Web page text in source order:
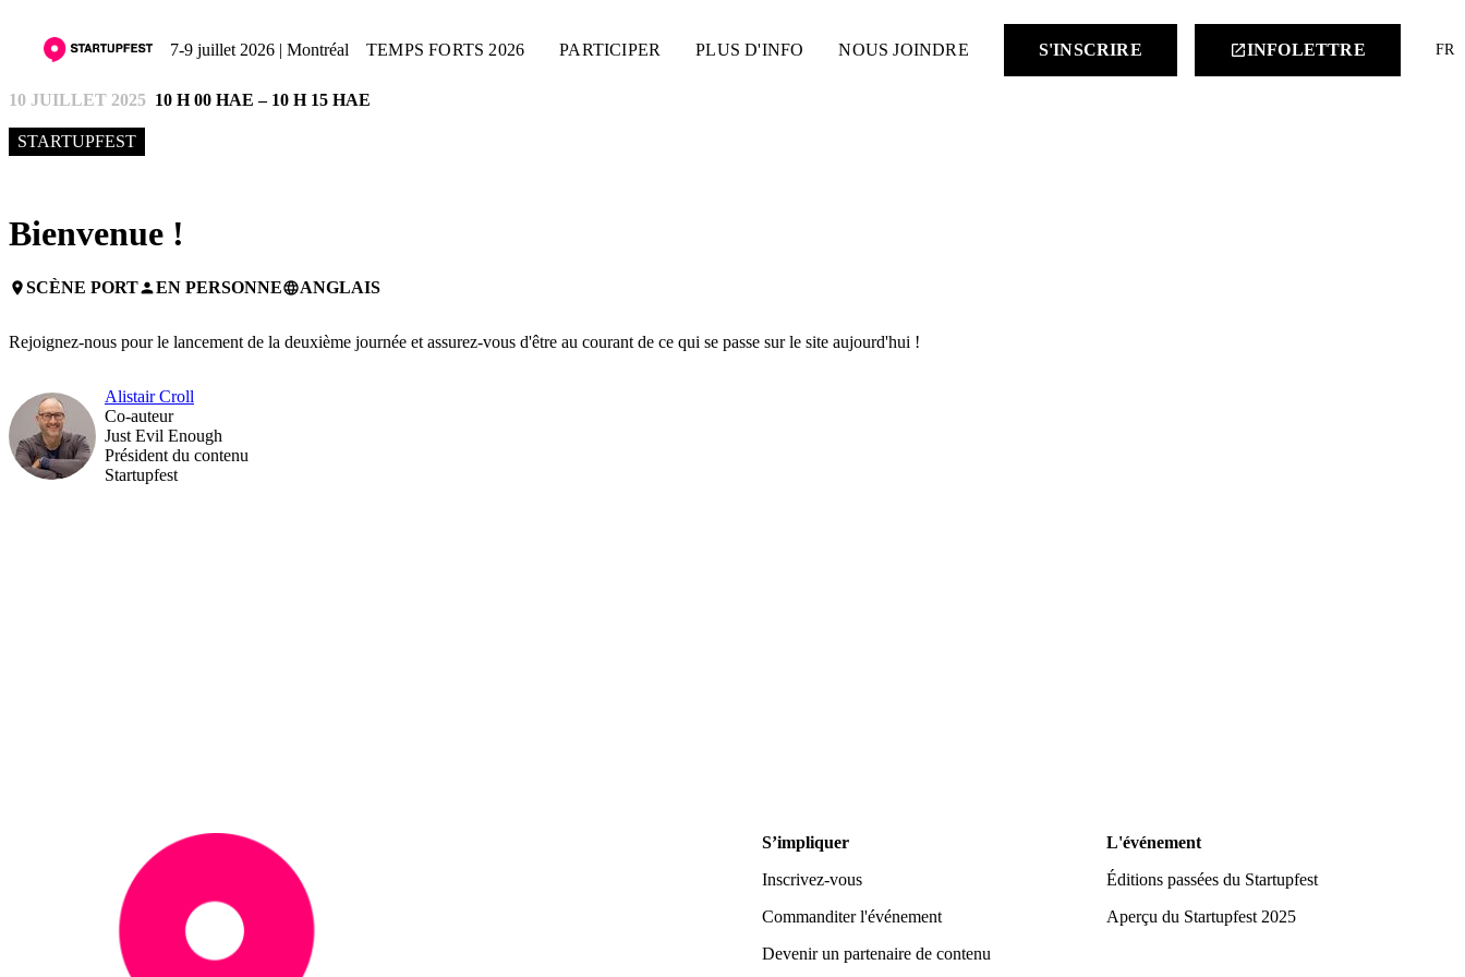
7-9 juillet 2026 | Montréal TEMPS FORTS 2026 PARTICIPER PLUS D'INFO NOUS JOINDRE S'INSCRIRE launchINFOLETTRE FR
10 JUILLET 2025 10 H 00 HAE – 10 H 15 HAE
STARTUPFEST
Bienvenue !
placeSCÈNE PORTpersonEN PERSONNElanguageANGLAIS
Rejoignez-nous pour le lancement de la deuxième journée et assurez-vous d'être au courant de ce qui se passe sur le site aujourd'hui !
Alistair Croll
Co-auteur
Just Evil Enough
Président du contenu
Startupfest
S’impliquer
Inscrivez-vous
Commanditer l'événement
Devenir un partenaire de contenu
L'événement
Éditions passées du Startupfest
Aperçu du Startupfest 2025